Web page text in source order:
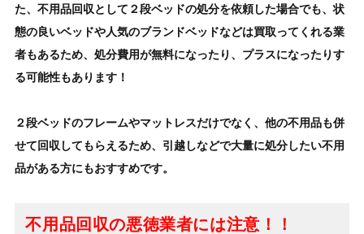
た、不用品回収として ２段ベッドの処分を依頼した場合でも、状
態の良いベッドや人気のブランドベッドなどは買取ってくれる業
者もあるため、処分費用が無料になったり、プラスになったりす
る可能性もあります！
２段ベッドのフレームやマットレスだけでなく、他の不用品も併
せて回収してもらえるため、引越しなどで大量に処分したい不用
品がある方にもおすすめです。
不用品回収の悪徳業者には注意！！